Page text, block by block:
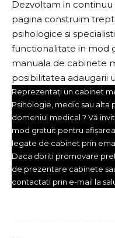
Dezvoltam in continuu
pagina construim
psihologice si
functionalitate in mod
manuala de cabinete
posibilitatea adaugarii
Reprezentați un cabinet
Psihologie, medic sau alta
domeniul medical ? Vă
mod gratuit pentru
legate de cabinet prin
Daca doriti promovare
de prezentare cabinete
contactati prin e-mail la